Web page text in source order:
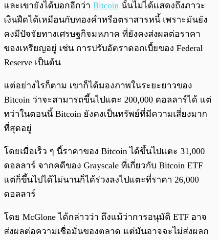
และเขายังได้บอกอีกว่า Bitcoin นั้นไม่ได้แสดงถึงภาวะ
เงินฝืดได้เหมือนกับทองคำหรือตราสารหนี้ เพราะมันยัง
คงมีปัจจัยทางเศรษฐกิจมหภาค ที่ยังคงส่งผลต่อราคา
ของเหรียญอยู่ เช่น การปรับอัตราดอกเบี้ยของ Federal
Reserve เป็นต้น
แต่อย่างไรก็ตาม เขาก็ได้มองภาพในระยะยาวของ
Bitcoin ว่าจะสามารถขึ้นไปแตะ 200,000 ดอลลาร์ได้ แต่
ทว่าในตอนนี้ Bitcoin ยังคงเป็นทรัพย์ที่มีความเสี่ยงมาก
ที่สุดอยู่
โดยเมื่อเร็ว ๆ นี้ราคาของ Bitcoin ได้ขึ้นไปแตะ 31,000
ดอลลาร์ จากคดีของ Grayscale ที่เกี่ยวกับ Bitcoin ETF
แต่ก็ขึ้นไปได้ไม่นานก็ได้ร่วงลงไปแตะที่ราคา 26,000
ดอลลาร์
โดย McGlone ได้กล่าวว่า ถึงแม้ว่าการอนุมัติ ETF อาจ
ส่งผลต่อความเชื่อมั่นของตลาด แต่มันอาจจะไม่ส่งผลก